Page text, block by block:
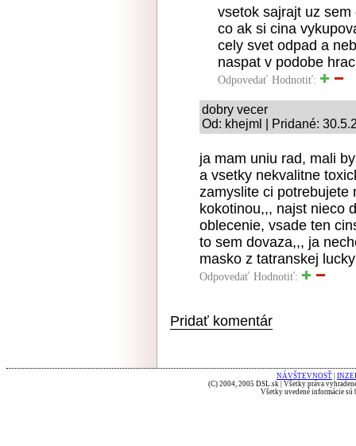
vsetok sajrajt uz
co ak si cina
cely svet odpad a
naspat v podobe
Odpovedať Hodnotiť:
dobry vecer
Od: khejml | Pridané:
ja mam uniu rad, mali
a vsetky nekvalitne
zamyslite ci potrebujete
kokotinou,,, najst nieco
oblecenie, vsade ten
to sem dovaza,,, ja
masko z tatranskej
Odpovedať Hodnotiť:
Pridať komentár
NÁVŠTEVNOSŤ
(C) 2004, 2005 DSL.sk | Všetky práva
Všetky uvedené informácie sú